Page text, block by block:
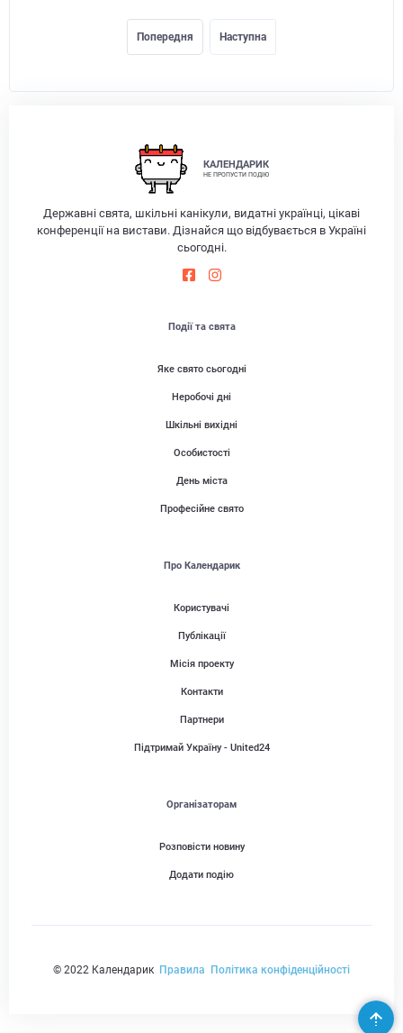
Попередня Наступна
КАЛЕНДАРИК
НЕ ПРОПУСТИ ПОДІЮ
Державні свята, шкільні канікули, видатні українці, цікаві
конференції на вистави. Дізнайся що відбувається в Україні
сьогодні.
Події та свята
Яке свято сьогодні
Неробочі дні
Шкільні вихідні
Особистості
День міста
Професійне свято
Про Календарик
Користувачі
Публікації
Місія проекту
Контакти
Партнери
Підтримай Україну - United24
Організаторам
Розповісти новину
Додати подію
© 2022 Календарик Правила Політика конфіденційності